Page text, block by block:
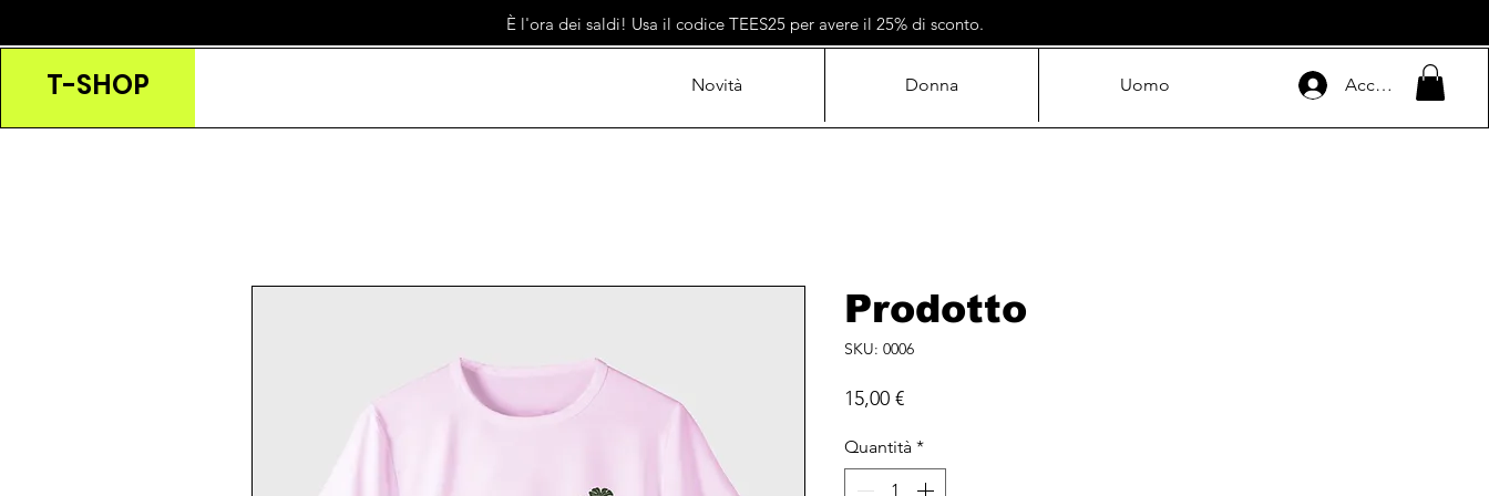
È l'ora dei saldi! Usa il codice TEES25 per avere il 25% di sconto.
T-SHOP Novità Donna Uomo Accedi
Prodotto
SKU: 0006
15,00 €Prezzo
Quantità *